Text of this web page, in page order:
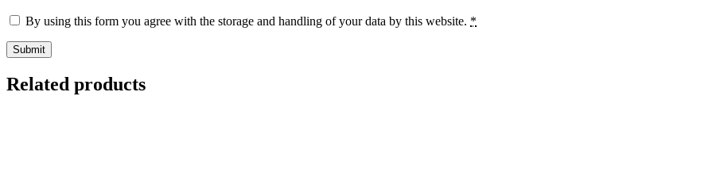
By using this form you agree with the storage and handling of your data by this website. *
Related products